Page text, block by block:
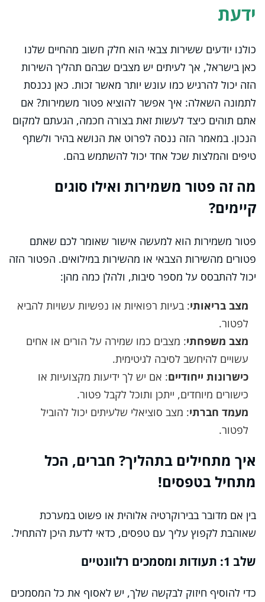
ידעת
כולנו יודעים ששירות צבאי הוא חלק חשוב מהחיים שלנו
כאן בישראל, אך לעיתים יש מצבים שבהם תהליך השירות
הזה יכול להרגיש כמו עונש יותר מאשר זכות. כאן נכנסת
לתמונה השאלה: איך אפשר להוציא פטור משמירות? אם
אתם תוהים כיצד לעשות זאת בצורה חכמה, הגעתם למקום
הנכון. במאמר הזה ננסה לפרוט את הנושא בהיר ולשתף
טיפים והמלצות שכל אחד יכול להשתמש בהם.
מה זה פטור משמירות ואילו סוגים
קיימים?
פטור משמירות הוא למעשה אישור שאומר לכם שאתם
פטורים מהשירות הצבאי או מהשירות במילואים. הפטור הזה
יכול להתבסס על מספר סיבות, ולהלן כמה מהן:
מצב בריאותי: בעיות רפואיות או נפשיות עשויות להביא
לפטור.
מצב משפחתי: מצבים כמו שמירה על הורים או אחים
עשויים להיחשב לסיבה לגיטימית.
כישרונות ייחודיים: אם יש לך ידיעות מקצועיות או
כישורים מיוחדים, ייתכן ותוכל לקבל פטור.
מעמד חברתי: מצב סוציאלי שלעיתים יכול להוביל
לפטור.
איך מתחילים בתהליך? חברים, הכל
מתחיל בטפסים!
בין אם מדובר בבירוקרטיה אלוהית או פשוט במערכת
שאוהבת לקפוץ עליך עם טפסים, כדאי לדעת היכן להתחיל.
שלב 1: תעודות ומסמכים רלוונטיים
כדי להוסיף חיזוק לבקשה שלך, יש לאסוף את כל המסמכים